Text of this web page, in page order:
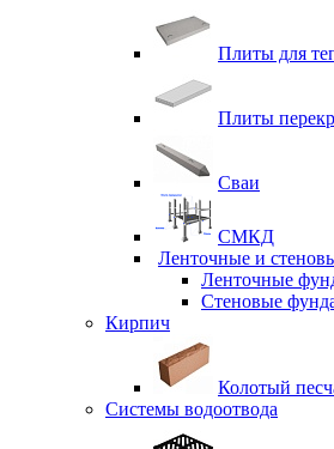
Плиты для
Плиты
Сваи
СМКД
Ленточные и
Ленточные
Стеновые
Кирпич
Колотый
Системы водоотвода